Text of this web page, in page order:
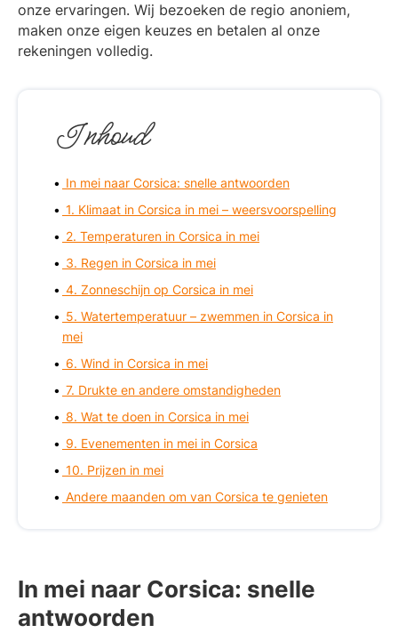
onze ervaringen. Wij bezoeken de regio anoniem,
maken onze eigen keuzes en betalen al onze
rekeningen volledig.
Inhoud
In mei naar Corsica: snelle antwoorden
1. Klimaat in Corsica in mei – weersvoorspelling
2. Temperaturen in Corsica in mei
3. Regen in Corsica in mei
4. Zonneschijn op Corsica in mei
5. Watertemperatuur – zwemmen in Corsica in
mei
6. Wind in Corsica in mei
7. Drukte en andere omstandigheden
8. Wat te doen in Corsica in mei
9. Evenementen in mei in Corsica
10. Prijzen in mei
Andere maanden om van Corsica te genieten
In mei naar Corsica: snelle
antwoorden